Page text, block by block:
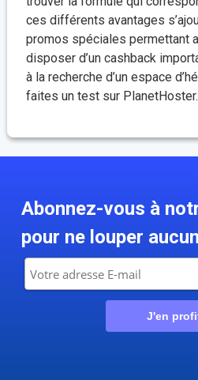
ces différents avantages
promos spéciales permettant
disposer d’un cashback
à la recherche d’un espace
faites un test sur PlanetHoster.
Abonnez-vous à
pour ne louper